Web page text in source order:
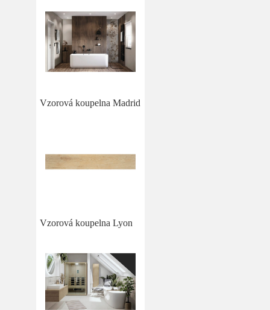
Vzorová koupelna Madrid
Vzorová koupelna Lyon